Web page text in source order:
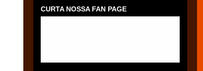
CURTA NOSSA FAN PAGE